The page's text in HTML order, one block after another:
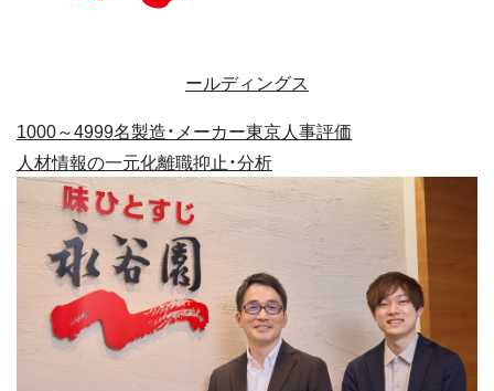
ールディングス
1000～4999名製造・メーカー東京人事評価
人材情報の一元化離職抑止・分析